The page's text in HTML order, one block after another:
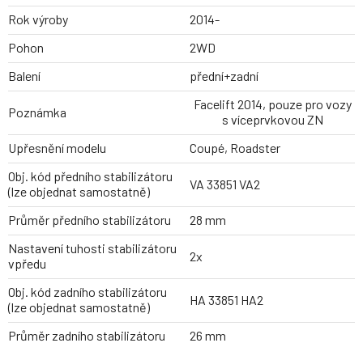
Rok výroby
2014-
Pohon
2WD
Balení
přední+zadní
Poznámka
Facelift 2014, pouze pro vozy
s víceprvkovou ZN
Upřesnění modelu
Coupé, Roadster
Obj. kód předního stabilizátoru
(lze objednat samostatně)
VA 33851 VA2
Průměr předního stabilizátoru
28 mm
Nastavení tuhosti stabilizátoru
vpředu
2x
Obj. kód zadního stabilizátoru
(lze objednat samostatně)
HA 33851 HA2
Průměr zadního stabilizátoru
26 mm